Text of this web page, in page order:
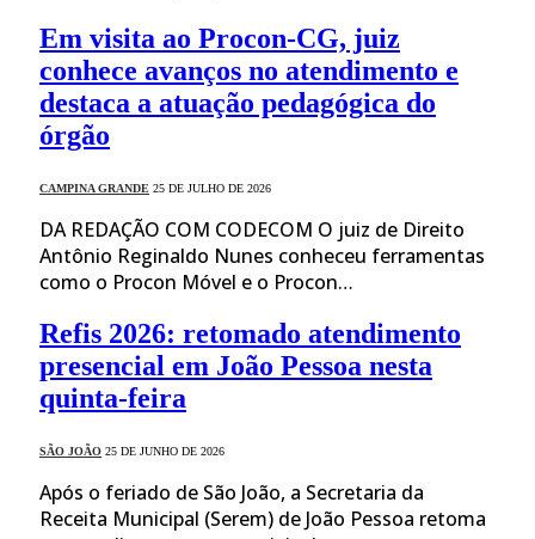
Em visita ao Procon-CG, juiz
conhece avanços no atendimento e
destaca a atuação pedagógica do
órgão
CAMPINA GRANDE 25 DE JULHO DE 2026
DA REDAÇÃO COM CODECOM O juiz de Direito
Antônio Reginaldo Nunes conheceu ferramentas
como o Procon Móvel e o Procon…
Refis 2026: retomado atendimento
presencial em João Pessoa nesta
quinta-feira
SÃO JOÃO 25 DE JUNHO DE 2026
Após o feriado de São João, a Secretaria da
Receita Municipal (Serem) de João Pessoa retoma